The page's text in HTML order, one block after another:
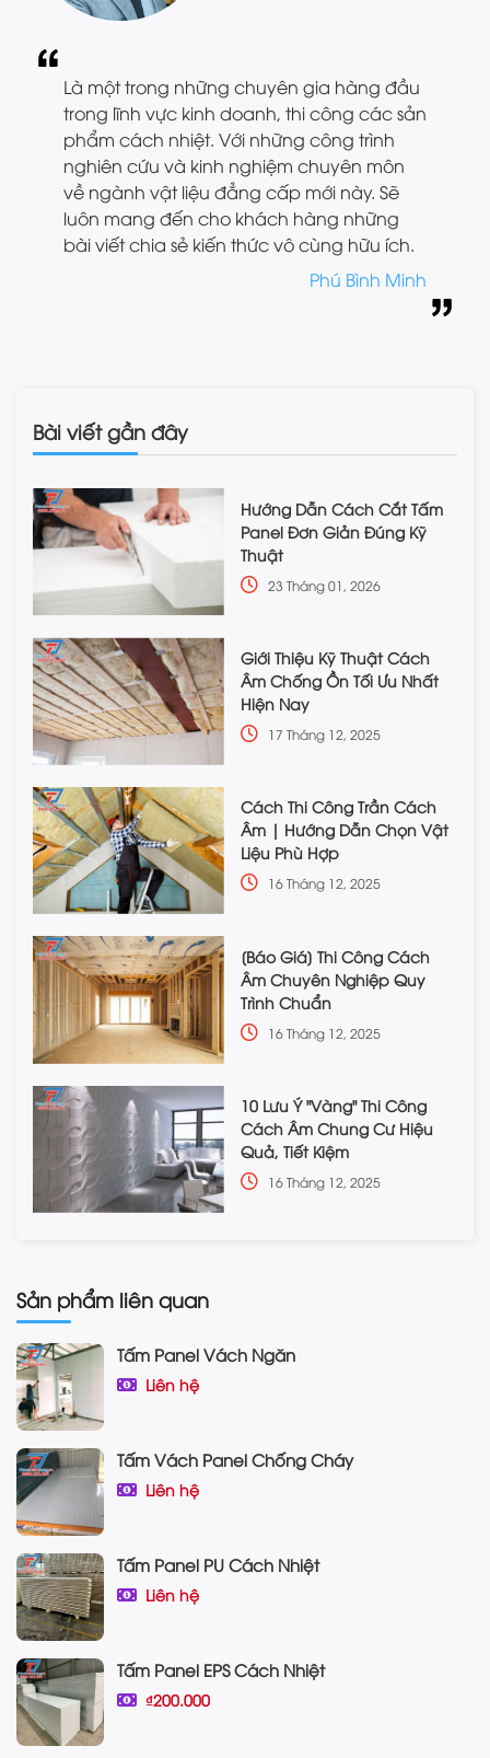
Là một trong những chuyên gia hàng đầu
trong lĩnh vực kinh doanh, thi công các sản
phẩm cách nhiệt. Với những công trình
nghiên cứu và kinh nghiệm chuyên môn
về ngành vật liệu đẳng cấp mới này. Sẽ
luôn mang đến cho khách hàng những
bài viết chia sẻ kiến thức vô cùng hữu ích.
Phú Bình Minh
Bài viết gần đây
Hướng Dẫn Cách Cắt Tấm
Panel Đơn Giản Đúng Kỹ
Thuật
23 Tháng 01, 2026
Giới Thiệu Kỹ Thuật Cách
Âm Chống Ồn Tối Ưu Nhất
Hiện Nay
17 Tháng 12, 2025
Cách Thi Công Trần Cách
Âm | Hướng Dẫn Chọn Vật
Liệu Phù Hợp
16 Tháng 12, 2025
[Báo Giá] Thi Công Cách
Âm Chuyên Nghiệp Quy
Trình Chuẩn
16 Tháng 12, 2025
10 Lưu Ý "Vàng" Thi Công
Cách Âm Chung Cư Hiệu
Quả, Tiết Kiệm
16 Tháng 12, 2025
Sản phẩm liên quan
Tấm Panel Vách Ngăn
Liên hệ
Tấm Vách Panel Chống Cháy
Liên hệ
Tấm Panel PU Cách Nhiệt
Liên hệ
Tấm Panel EPS Cách Nhiệt
₫200.000